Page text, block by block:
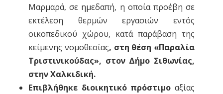
Μαρμαρά, σε ημεδαπή, η οποία προέβη σε
εκτέλεση θερμών εργασιών εντός
οικοπεδικού χώρου, κατά παράβαση της
κείμενης νομοθεσίας, στη θέση «Παραλία
Τριστινικούδας», στον Δήμο Σιθωνίας,
στην Χαλκιδική.
Επιβλήθηκε διοικητικό πρόστιμο αξίας